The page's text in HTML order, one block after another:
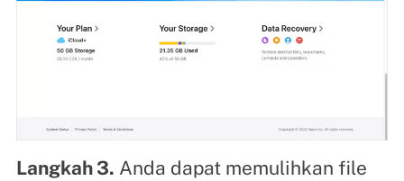
Langkah 3. Anda dapat memulihkan file